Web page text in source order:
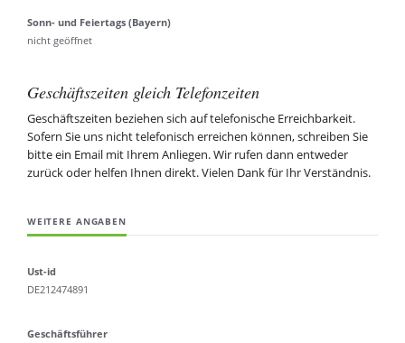
Sonn- und Feiertags (Bayern)
nicht geöffnet
Geschäftszeiten gleich Telefonzeiten
Geschäftszeiten beziehen sich auf telefonische Erreichbarkeit.
Sofern Sie uns nicht telefonisch erreichen können, schreiben Sie
bitte ein Email mit Ihrem Anliegen. Wir rufen dann entweder
zurück oder helfen Ihnen direkt. Vielen Dank für Ihr Verständnis.
WEITERE ANGABEN
Ust-id
DE212474891
Geschäftsführer